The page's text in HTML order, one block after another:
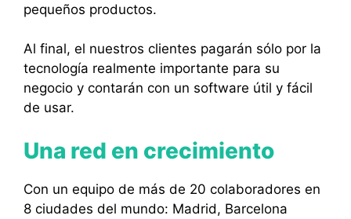
pequeños productos.
Al final, el nuestros clientes pagarán sólo por la
tecnología realmente importante para su
negocio y contarán con un software útil y fácil
de usar.
Una red en crecimiento
Con un equipo de más de 20 colaboradores en
8 ciudades del mundo: Madrid, Barcelona